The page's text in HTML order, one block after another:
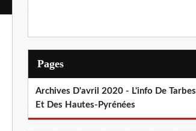
Pages
Archives D'avril 2020 - L'info De Tarbes
Et Des Hautes-Pyrénées